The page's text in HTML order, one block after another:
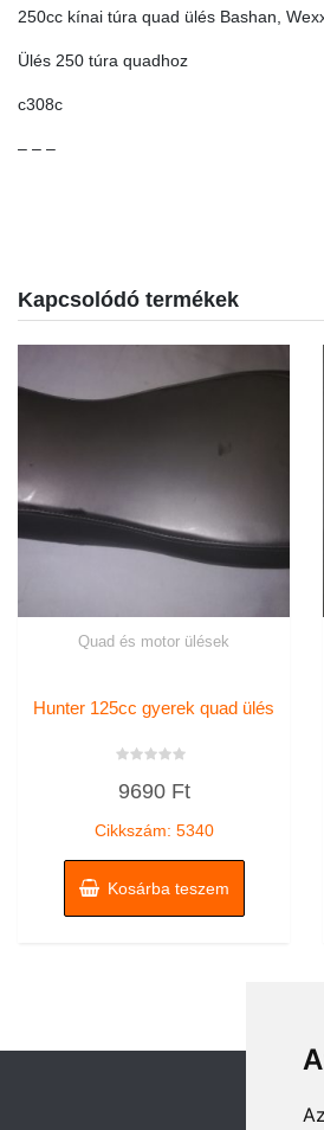
250cc kínai túra quad ülés Bashan,
Ülés 250 túra quadhoz
c308c
– – –
Kapcsolódó termékek
Quad és motor ülések
Hunter 125cc gyerek quad ülés
09690 Ft
Cikkszám: 5340
Kosárba teszem